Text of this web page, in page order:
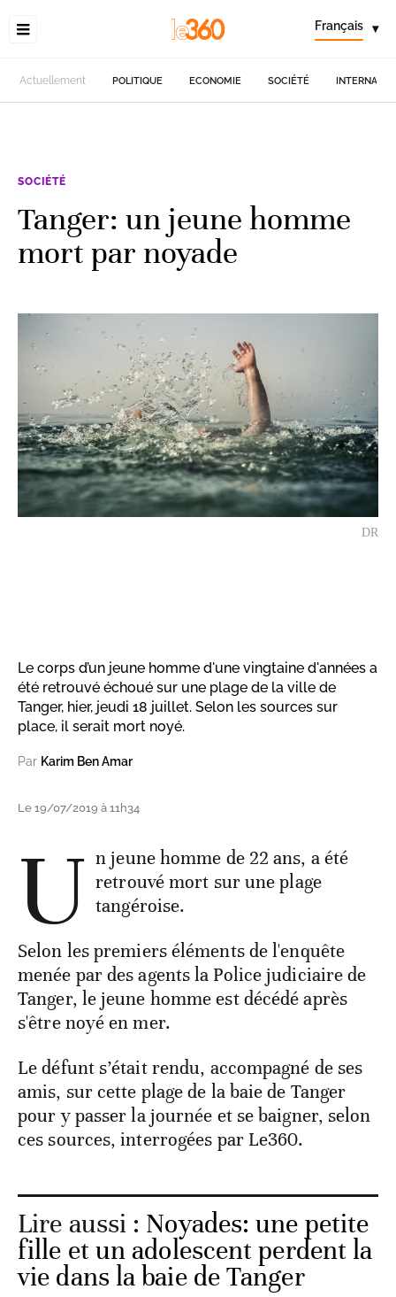
Français ▾
Actuellement POLITIQUE ECONOMIE SOCIÉTÉ
SOCIÉTÉ
Tanger: un jeune homme
mort par noyade
DR
Le corps d’un jeune homme d'une vingtaine d'années a
été retrouvé échoué sur une plage de la ville de
Tanger, hier, jeudi 18 juillet. Selon les sources sur
place, il serait mort noyé.
Par Karim Ben Amar
Le 19/07/2019 à 11h34
U n jeune homme de 22 ans, a été
retrouvé mort sur une plage
tangéroise.
Selon les premiers éléments de l'enquête
menée par des agents la Police judiciaire de
Tanger, le jeune homme est décédé après
s'être noyé en mer.
Le défunt s’était rendu, accompagné de ses
amis, sur cette plage de la baie de Tanger
pour y passer la journée et se baigner, selon
ces sources, interrogées par Le360.
Lire aussi : Noyades: une petite
fille et un adolescent perdent la
vie dans la baie de Tanger